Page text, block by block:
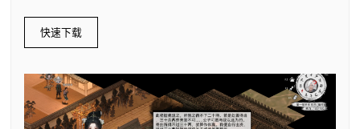
快速下载